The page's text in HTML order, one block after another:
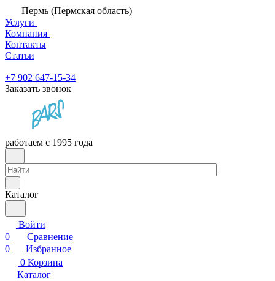
Пермь (Пермская область)
Услуги
Компания
Контакты
Статьи
+7 902 647-15-34
Заказать звонок
работаем с 1995 года
Каталог
Войти
0
Сравнение
0
Избранное
0 Корзина
Каталог